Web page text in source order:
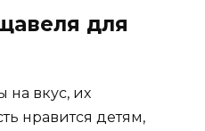
для
на вкус, их
нравится детям,